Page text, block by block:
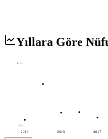
Yıllara Göre
2013 2015 2017
203
65